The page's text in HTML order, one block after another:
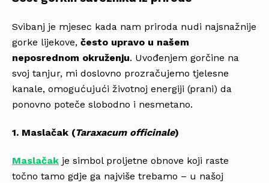
Svibanj je mjesec kada nam priroda nudi najsnažnije
gorke lijekove, često upravo u našem
neposrednom okruženju. Uvođenjem gorčine na
svoj tanjur, mi doslovno prozračujemo tjelesne
kanale, omogućujući životnoj energiji (prani) da
ponovno poteče slobodno i nesmetano.
1. Maslačak (Taraxacum officinale)
Maslačak je simbol proljetne obnove koji raste
točno tamo gdje ga najviše trebamo – u našoj